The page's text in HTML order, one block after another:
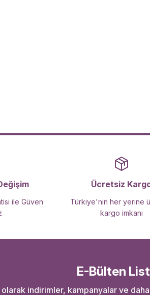
ile Güven
Ücretsiz
Türkiye'nin her yerine
kargo imkanı
E-Bülten
indirimler, kampanyalar ve